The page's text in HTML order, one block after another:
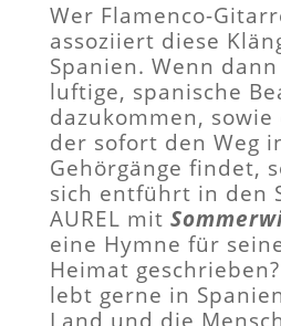
Wer Flamenco-
assoziiert diese
Spanien. Wenn
luftige, spanische
dazukommen,
der sofort den Weg
Gehörgänge findet,
sich entführt in den
AUREL mit
eine Hymne für
Heimat
lebt gerne in